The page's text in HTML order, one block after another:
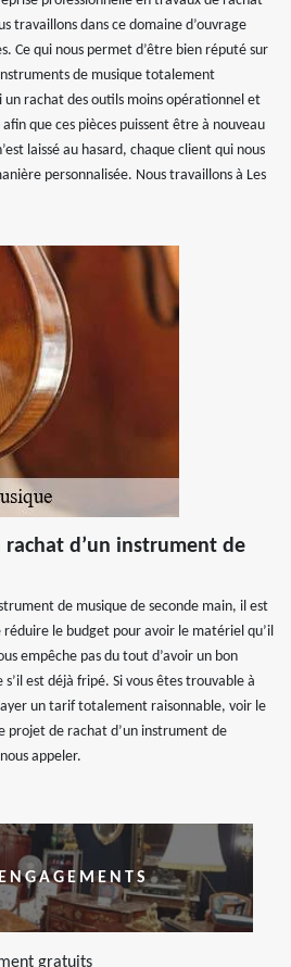
travaillons dans ce domaine d’ouvrage
Ce qui nous permet d’être bien réputé sur
de musique totalement
un rachat des outils moins opérationnel et
que ces pièces puissent être à nouveau
laissé au hasard, chaque client qui nous
personnalisée. Nous travaillons à Les
d’un instrument de
de musique de seconde main, il est
réduire le budget pour avoir le matériel qu’il
empêche pas du tout d’avoir un bon
est déjà fripé. Si vous êtes trouvable à
un tarif totalement raisonnable, voir le
projet de rachat d’un instrument de
appeler.
gratuits